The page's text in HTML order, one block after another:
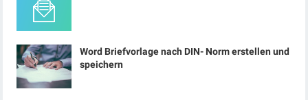
Word Briefvorlage nach DIN- Norm erstellen und
speichern